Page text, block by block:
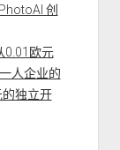
创
0.01欧元
人企业的
独立开